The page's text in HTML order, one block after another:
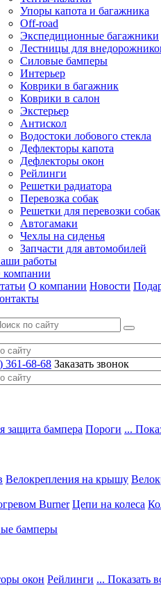
Упоры капота и багажника
Off-road
Экспедиционные багажники
Лестницы для
Силовые бамперы
Интерьер
Коврики в багажник
Коврики в салон
Экстерьер
Антискол
Водостоки лобового стекла
Дефлекторы капота
Дефлекторы окон
Рейлинги
Решетки радиатора
Перевозка собак
Решетки для перевозки собак
Автогамаки
Чехлы на сиденья
Запчасти для автомобилей
работы
О компании Новости
361-68-68 Заказать звонок
защита бампера Пороги ...
Велокрепления на крышу
Burner Цепи на колеса
бамперы
окон Рейлинги ... Показать